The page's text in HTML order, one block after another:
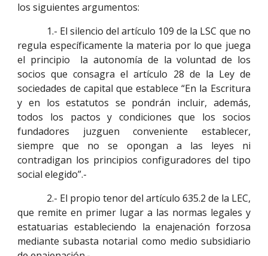
los siguientes argumentos:
1.- El silencio del artículo 109 de la LSC que no
regula específicamente la materia por lo que juega
el principio la autonomía de la voluntad de los
socios que consagra el artículo 28 de la Ley de
sociedades de capital que establece “En la Escritura
y en los estatutos se pondrán incluir, además,
todos los pactos y condiciones que los socios
fundadores juzguen conveniente establecer,
siempre que no se opongan a las leyes ni
contradigan los principios configuradores del tipo
social elegido”.-
2.- El propio tenor del artículo 635.2 de la LEC,
que remite en primer lugar a las normas legales y
estatuarias estableciendo la enajenación forzosa
mediante subasta notarial como medio subsidiario